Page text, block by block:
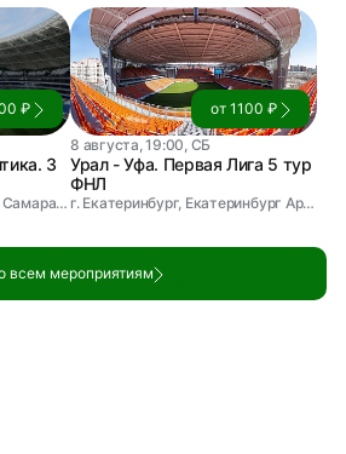
₽
3
г. Самара, Солидарность Самара Арена
от 1100 ₽
8 августа, 19:00, СБ
Урал - Уфа. Первая Лига 5 тур
ФНЛ
г. Екатеринбург, Екатеринбург Арена
всем мероприятиям